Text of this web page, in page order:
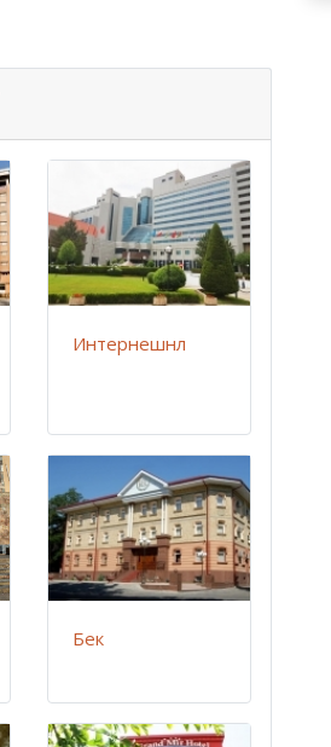
Интернешнл
Бек